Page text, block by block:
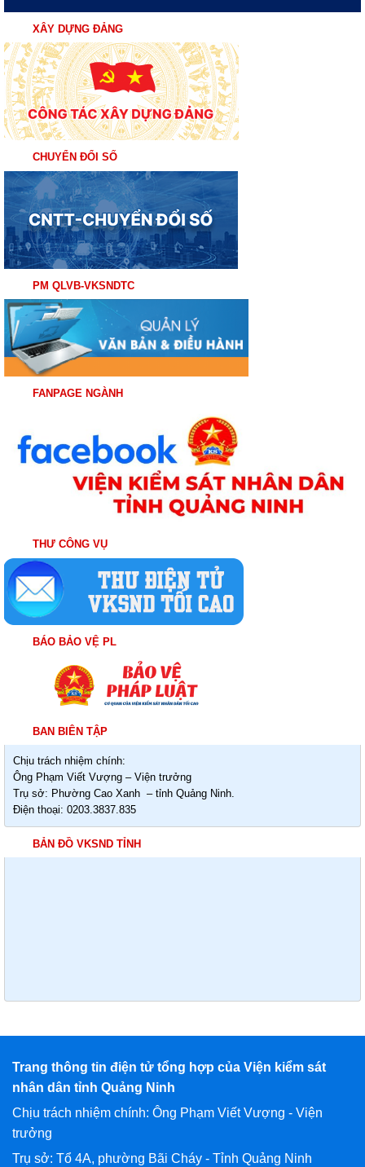
XÂY DỰNG ĐẢNG
CHUYỂN ĐỔI SỐ
PM QLVB-VKSNDTC
FANPAGE NGÀNH
THƯ CÔNG VỤ
BÁO BẢO VỆ PL
BAN BIÊN TẬP
Chịu trách nhiệm chính:
Ông Phạm Viết Vượng – Viện trưởng
Trụ sở: Phường Cao Xanh – tỉnh Quảng Ninh.
Điện thoại: 0203.3837.835
BẢN ĐỒ VKSND TỈNH
Trang thông tin điện tử tổng hợp của Viện kiểm sát
nhân dân tỉnh Quảng Ninh
Chịu trách nhiệm chính: Ông Phạm Viết Vượng - Viện
trưởng
Trụ sở: Tổ 4A, phường Bãi Cháy - Tỉnh Quảng Ninh